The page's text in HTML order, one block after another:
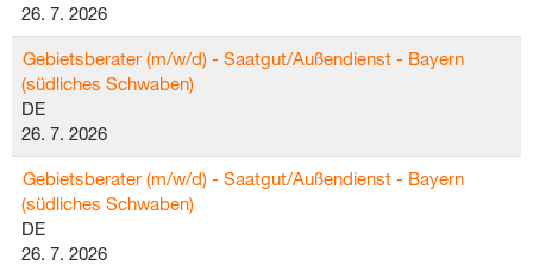
26. 7. 2026
Gebietsberater (m/w/d) - Saatgut/Außendienst - Bayern
(südliches Schwaben)
DE
26. 7. 2026
Gebietsberater (m/w/d) - Saatgut/Außendienst - Bayern
(südliches Schwaben)
DE
26. 7. 2026